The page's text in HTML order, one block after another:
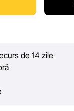
complete, obiective
constant,
afișate pe site,
asemenea, nu ne
de pe resurse
de 14 zile